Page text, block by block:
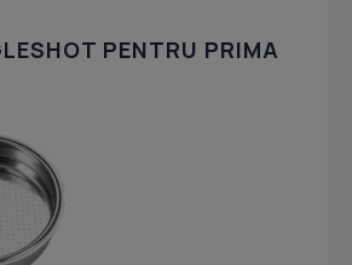
PENTRU PRIMA